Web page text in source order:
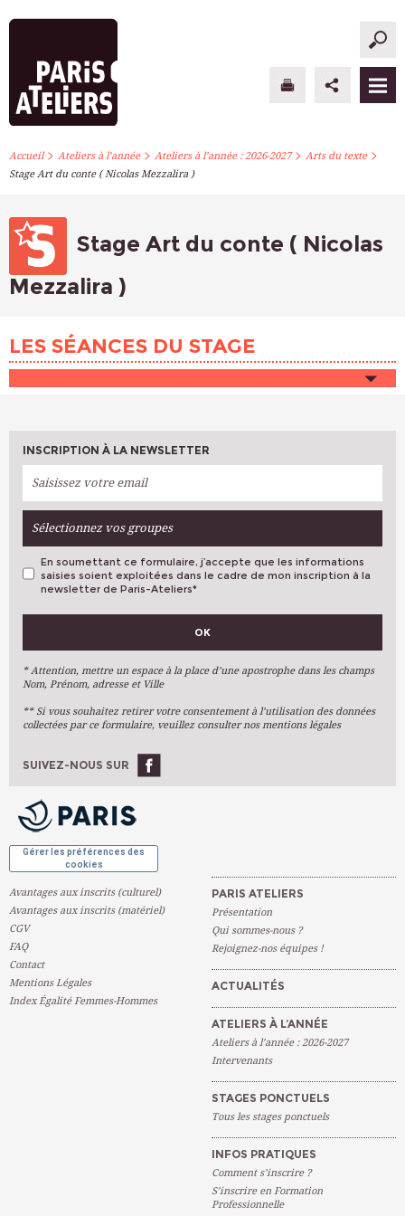
PARIS ATELIERS
ATELIERS À L’ANNÉE
S’INSCRIRE
Accueil> Ateliers à l’année> Ateliers à l’année : 2026-2027> Arts du texte>
Stage Art du conte ( Nicolas Mezzalira )
Stage Art du conte ( Nicolas
Mezzalira )
LES SÉANCES DU STAGE
INSCRIPTION À LA NEWSLETTER
Sélectionnez vos groupes
VOS PRÉFÉRENCES
Arts Plastiques
Arts Du Texte
Arts Numériques
Ateliers À L'année
En soumettant ce formulaire, j’accepte que les informations
saisies soient exploitées dans le cadre de mon inscription à la
newsletter de Paris-Ateliers*
OK
* Attention, mettre un espace à la place d’une apostrophe dans les champs
Nom, Prénom, adresse et Ville
** Si vous souhaitez retirer votre consentement à l’utilisation des données
collectées par ce formulaire, veuillez consulter nos mentions légales
SUIVEZ-NOUS SUR
Gérer les préférences des
cookies
Avantages aux inscrits (culturel)
Avantages aux inscrits (matériel)
CGV
FAQ
Contact
Mentions Légales
Index Égalité Femmes-Hommes
PARIS ATELIERS
Présentation
Qui sommes-nous ?
Rejoignez-nos équipes !
ACTUALITÉS
ATELIERS À L’ANNÉE
Ateliers à l’année : 2026-2027
Intervenants
STAGES PONCTUELS
Tous les stages ponctuels
INFOS PRATIQUES
Comment s’inscrire ?
S’inscrire en Formation
Professionnelle